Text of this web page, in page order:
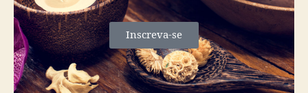
Inscreva-se